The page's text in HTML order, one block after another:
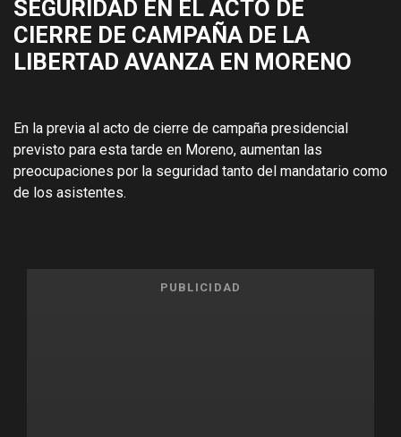
SEGURIDAD EN EL ACTO DE
CIERRE DE CAMPAÑA DE LA
LIBERTAD AVANZA EN MORENO
En la previa al acto de cierre de campaña presidencial
previsto para esta tarde en Moreno, aumentan las
preocupaciones por la seguridad tanto del mandatario como
de los asistentes.
PUBLICIDAD